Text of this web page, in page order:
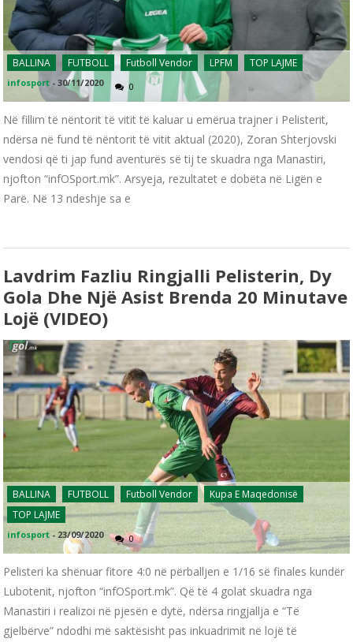
BALLINA FUTBOLL Futboll Vendor LPFM TOP LAJME
infosport -30/11/2020 0
Në fillim të nëntorit të vitit të kaluar u emërua trajner i Pelisterit,
ndërsa në fund të nëntorit të vitit aktual (2020), Zoran Shterjovski
vendosi që ti jap fund aventurës së tij te skuadra nga Manastiri,
njofton “infOSport.mk”. Arsyeja, rezultatet e dobëta në Ligën e
Parë. Në 13 ndeshje sa e
Lavdrim Fazliu Ringjalli Pelisterin, Dy
Gola Dhe Një Asist Brenda 20 Minutave
Lojë (VIDEO)
BALLINA FUTBOLL Futboll Vendor
Kupa E Maqedonisë
TOP LAJME
infosport - 23/09/2020 0
Pelisteri ka shënuar fitore 4:0 në përballjen e 1/16 së finales kundër
Lubotenit, njofton “infOSport.mk”. Që të 4 golat skuadra nga
Manastiri i realizoi në pjesën e dytë, ndërsa ringjallja e “Të
gjelbërve” ndodhi më saktësisht pas inkuadrimit në lojë të